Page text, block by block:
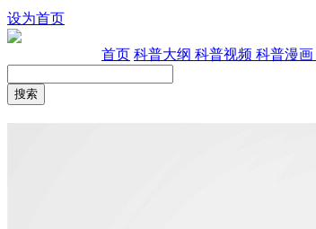
设为首页
首页科普大纲 科普视频 科普漫画